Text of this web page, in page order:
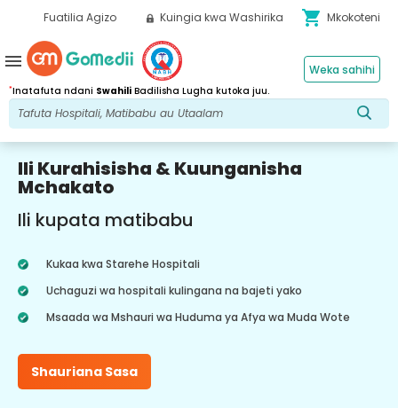
Fuatilia Agizo Kuingia kwa Washirika shopping_cart Mkokoteni
*Inatafuta ndani Swahili Badilisha Lugha kutoka juu.
Weka sahihi
menu
Ili Kurahisisha & Kuunganisha
Mchakato
Ili kupata matibabu
Kukaa kwa Starehe Hospitali
Uchaguzi wa hospitali kulingana na bajeti yako
Msaada wa Mshauri wa Huduma ya Afya wa Muda Wote
Shauriana Sasa